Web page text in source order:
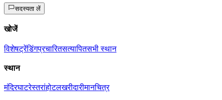
सदस्यता लें
खोजें
विशेषट्रेंडिंगप्रचारितसत्यापितसभी स्थान
स्थान
मंदिरघाटरेस्तरांहोटलखरीदारीमानचित्र